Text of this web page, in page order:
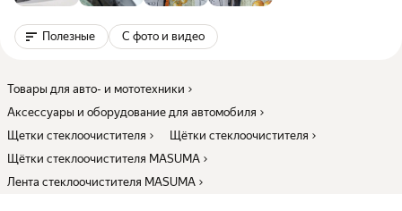
Полезные С фото и видео
Товары для авто- и мототехники
Аксессуары и оборудование для автомобиля
Щетки стеклоочистителя
Щётки стеклоочистителя
Щётки стеклоочистителя MASUMA
Лента стеклоочистителя MASUMA